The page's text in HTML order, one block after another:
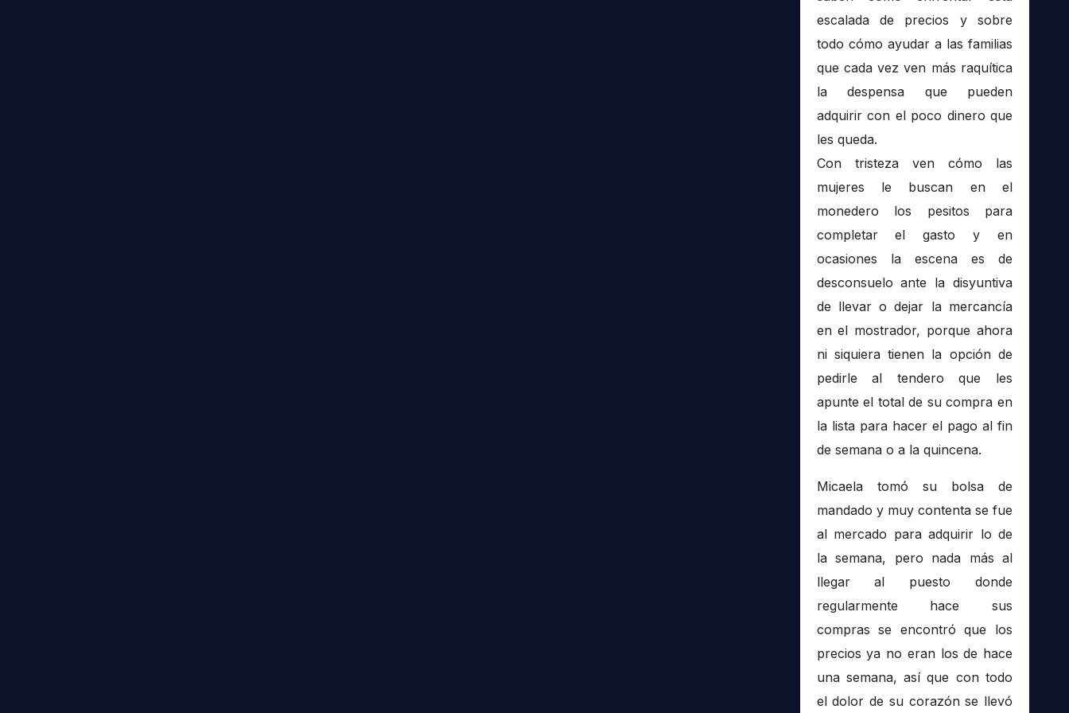
escalada de precios y sobre
todo cómo ayudar a las familias
que cada vez ven más raquítica
la despensa que pueden
adquirir con el poco dinero que
les queda.
Con tristeza ven cómo las
mujeres le buscan en el
monedero los pesitos para
completar el gasto y en
ocasiones la escena es de
desconsuelo ante la disyuntiva
de llevar o dejar la mercancía
en el mostrador, porque ahora
ni siquiera tienen la opción de
pedirle al tendero que les
apunte el total de su compra en
la lista para hacer el pago al fin
de semana o a la quincena.
Micaela tomó su bolsa de
mandado y muy contenta se fue
al mercado para adquirir lo de
la semana, pero nada más al
llegar al puesto donde
regularmente hace sus
compras se encontró que los
precios ya no eran los de hace
una semana, así que con todo
el dolor de su corazón se llevó